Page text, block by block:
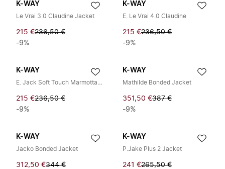
K-WAY
Le Vrai 3.0 Claudine Jacket
215 €236,50 €
-9%
K-WAY
E. Le Vrai 4.0 Claudine
215 €236,50 €
-9%
K-WAY
E. Jack Soft Touch Marmotta Jacket
215 €236,50 €
-9%
K-WAY
Mathilde Bonded Jacket
351,50 €387 €
-9%
K-WAY
Jacko Bonded Jacket
312,50 €344 €
K-WAY
P.Jake Plus 2 Jacket
241 €265,50 €